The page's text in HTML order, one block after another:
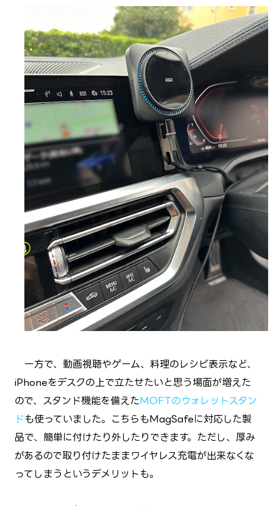
一方で、動画視聴やゲーム、料理のレシピ表示など、
iPhoneをデスクの上で立たせたいと思う場面が増えた
ので、スタンド機能を備えた MOFTのウォレットスタン
ド も使っていました。こちらもMagSafeに対応した製
品で、簡単に付けたり外したりできます。ただし、厚み
があるので取り付けたままワイヤレス充電が出来なくな
ってしまうというデメリットも。